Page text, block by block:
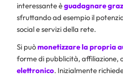
interessante èguadagnare
sfruttando ad esempio il
social e servizi della rete.
Si puòmonetizzare la propria
forme di pubblicità, affiliazione,
elettronico. Inizialmente